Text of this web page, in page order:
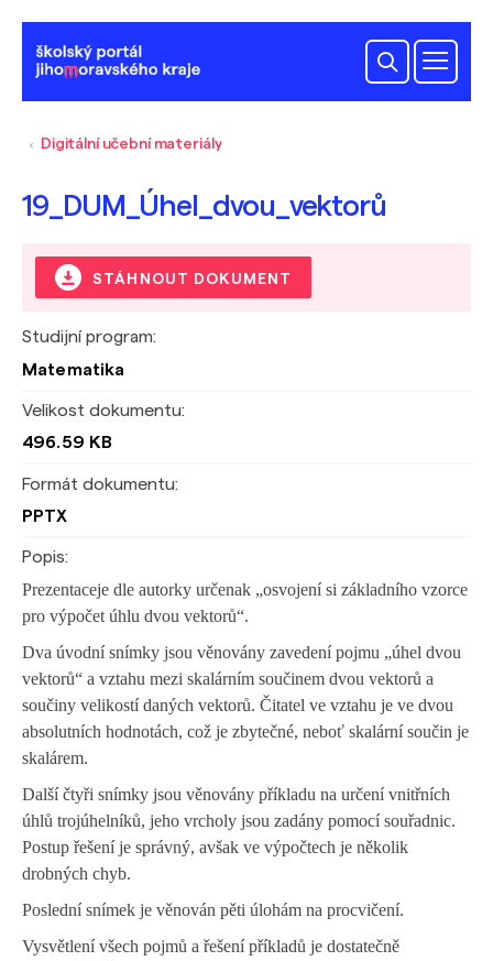
Digitální učební materiály
19_DUM_Úhel_dvou_vektorů
STÁHNOUT DOKUMENT
Studijní program:
Matematika
Velikost dokumentu:
496.59 KB
Formát dokumentu:
PPTX
Popis:
Prezentaceje dle autorky určenak „osvojení si základního vzorce
pro výpočet úhlu dvou vektorů“.
Dva úvodní snímky jsou věnovány zavedení pojmu „úhel dvou
vektorů“ a vztahu mezi skalárním součinem dvou vektorů a
součiny velikostí daných vektorů. Čitatel ve vztahu je ve dvou
absolutních hodnotách, což je zbytečné, neboť skalární součin je
skalárem.
Další čtyři snímky jsou věnovány příkladu na určení vnitřních
úhlů trojúhelníků, jeho vrcholy jsou zadány pomocí souřadnic.
Postup řešení je správný, avšak ve výpočtech je několik
drobných chyb.
Poslední snímek je věnován pěti úlohám na procvičení.
Vysvětlenívšech pojmů a řešení příkladů je dostatečně